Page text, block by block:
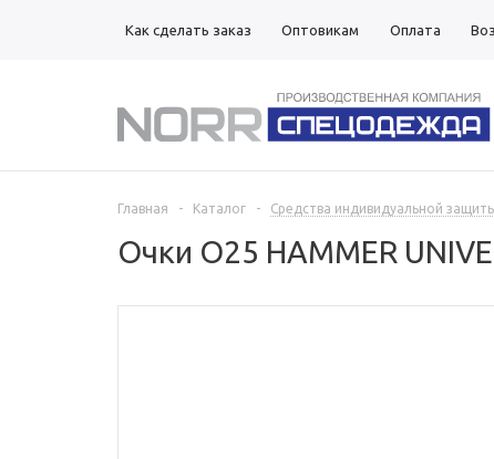
Как сделать заказ Оптовикам Оплата
Главная - Каталог - Средства индивидуальной
Очки О25 HAMMER